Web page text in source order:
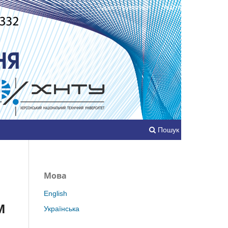
Пошук
Зареєструватися Увійти
Мова
English
Українська